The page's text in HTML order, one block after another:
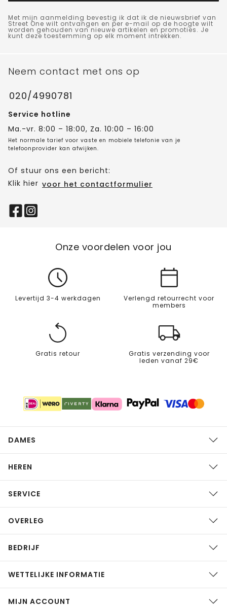
Met mijn aanmelding bevestig ik dat ik de nieuwsbrief van
Street One wilt ontvangen en per e-mail op de hoogte wilt
worden gehouden van nieuwe artikelen en promoties. Je
kunt deze toestemming op elk moment intrekken.
Neem contact met ons op
020/4990781
Service hotline
Ma.-vr. 8:00 – 18:00, Za. 10:00 – 16:00
Het normale tarief voor vaste en mobiele telefonie van je
telefoonprovider kan afwijken.
Of stuur ons een bericht:
Klik hier voor het contactformulier
Onze voordelen voor jou
Levertijd 3-4 werkdagen
Verlengd retourrecht voor
members
Gratis retour
Gratis verzending voor
leden vanaf 29€
DAMES
HEREN
SERVICE
OVERLEG
BEDRIJF
WETTELIJKE INFORMATIE
MIJN ACCOUNT